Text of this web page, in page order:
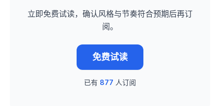
立即免费试读，确认风格与节奏符合预期后再订
阅。
免费试读
已有 877 人订阅